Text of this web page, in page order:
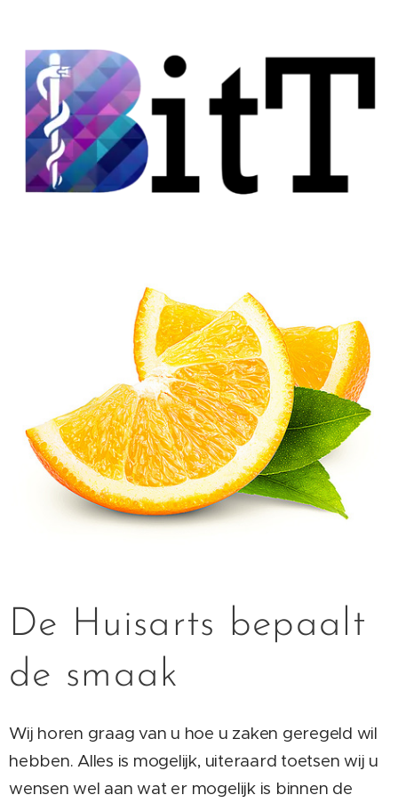
De Huisarts bepaalt
de smaak
Wij horen graag van u hoe u zaken geregeld wil
hebben. Alles is mogelijk, uiteraard toetsen wij u
wensen wel aan wat er mogelijk is binnen de